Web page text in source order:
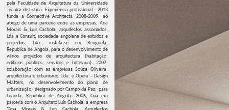
pela Faculdade de Arquitetura da Universidade
Técnica de Lisboa. Experiência profissional – 2013
funda a Connective Architects. 2008-2009, ao
abrigo de uma parceria entre as empresas, Ana
Morais & Luís Cachola, arquitectos associados,
Lda e Consult, sociedade angolana de estudos e
projectos, Lda., instala-se em Benguela,
Republica de Angola, para o desenvolvimento de
vários projectos de arquitectura (habitação,
edifícios públicos, serviços e hotelaria). 2007,
colaboração com as empresas Souza Oliveira,
arquitectura e urbanismo, Lda. e Opera – Design
Matters, no desenvolvimento do plano de
urbanização, designado por Campo da Paz, para
Luanda, República de Angola. 2006, Cria em
parceria com o Arquiteto Luís Cachola, a empresa